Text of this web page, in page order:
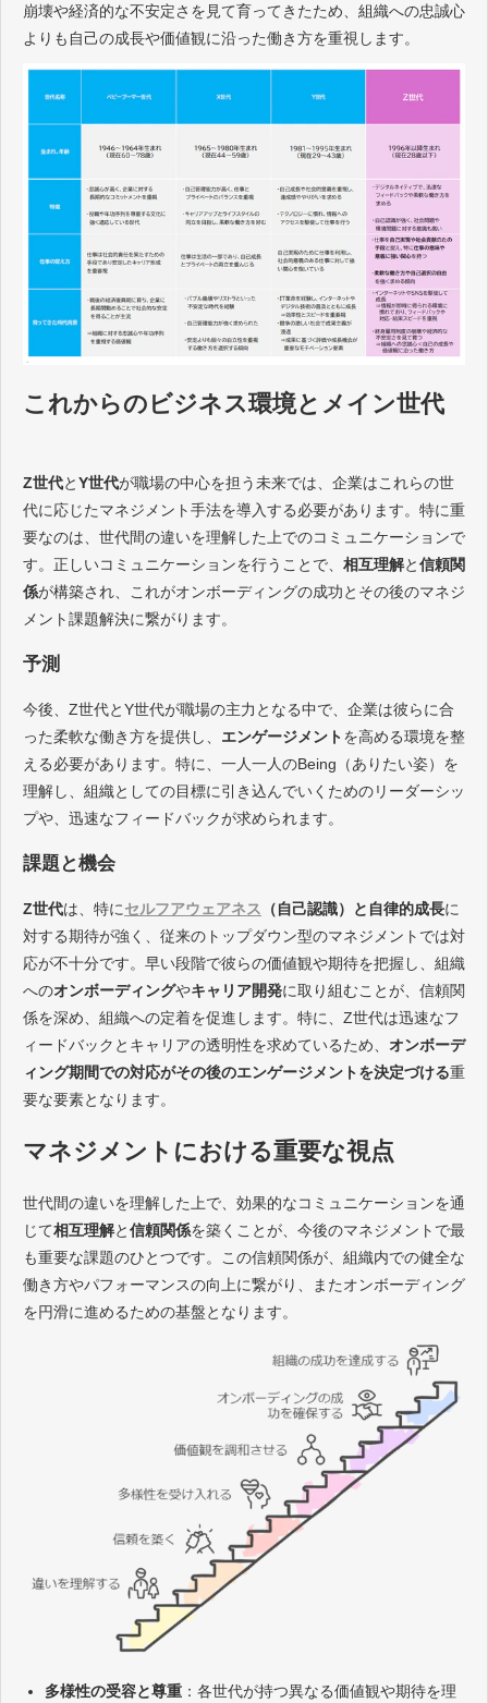
崩壊や経済的な不安定さを見て育ってきたため、組織への忠誠心
よりも自己の成長や価値観に沿った働き方を重視します。
これからのビジネス環境とメイン世代
Z世代とY世代が職場の中心を担う未来では、企業はこれらの世
代に応じたマネジメント手法を導入する必要があります。特に重
要なのは、世代間の違いを理解した上でのコミュニケーションで
す。正しいコミュニケーションを行うことで、 相互理解と信頼関
係が構築され、これがオンボーディングの成功とその後のマネジ
メント課題解決に繋がります。
予測
今後、Z世代とY世代が職場の主力となる中で、企業は彼らに合
った柔軟な働き方を提供し、 エンゲージメントを高める環境を整
える必要があります。特に、一人一人のBeing（ありたい姿）を
理解し、組織としての目標に引き込んでいくためのリーダーシッ
プや、迅速なフィードバックが求められます。
課題と機会
Z世代は、特にセルフアウェアネス （自己認識）と自律的成長に
対する期待が強く、従来のトップダウン型のマネジメントでは対
応が不十分です。早い段階で彼らの価値観や期待を把握し、組織
へのオンボーディングやキャリア開発に取り組むことが、信頼関
係を深め、組織への定着を促進します。特に、Z世代は迅速なフ
ィードバックとキャリアの透明性を求めているため、 オンボーデ
ィング期間での対応がその後のエンゲージメントを決定づける重
要な要素となります。
マネジメントにおける重要な視点
世代間の違いを理解した上で、効果的なコミュニケーションを通
じて相互理解と信頼関係を築くことが、今後のマネジメントで最
も重要な課題のひとつです。この信頼関係が、組織内での健全な
働き方やパフォーマンスの向上に繋がり、またオンボーディング
を円滑に進めるための基盤となります。
多様性の受容と尊重 ：各世代が持つ異なる価値観や期待を理